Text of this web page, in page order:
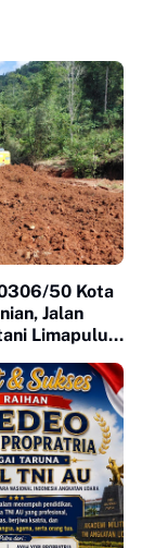
50 Kota
Jalan
Limapuluh